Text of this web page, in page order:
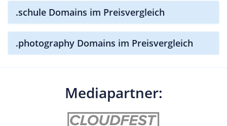
.schule Domains im Preisvergleich
.photography Domains im Preisvergleich
Mediapartner: